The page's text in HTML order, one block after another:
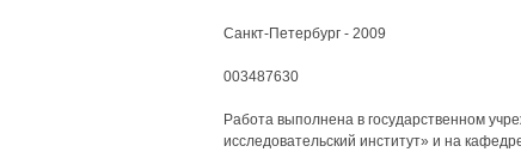
Санкт-Петербург - 2009
003487630
Работа выполнена в государственном
исследовательский институт» и на